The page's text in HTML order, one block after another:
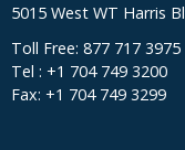
5015 West WT Harris
Toll Free: 877 717 3975
Tel : +1 704 749 3200
Fax: +1 704 749 3299